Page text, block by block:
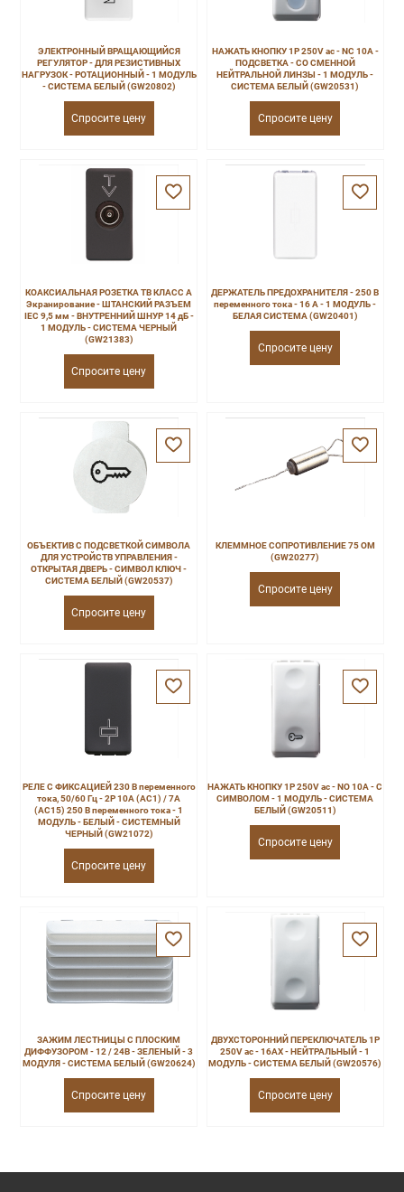
ЭЛЕКТРОННЫЙ ВРАЩАЮЩИЙСЯ
РЕГУЛЯТОР - ДЛЯ РЕЗИСТИВНЫХ
НАГРУЗОК - РОТАЦИОННЫЙ - 1 МОДУЛЬ
- СИСТЕМА БЕЛЫЙ (GW20802)
Спросите цену
НАЖАТЬ КНОПКУ 1P 250V ac - NC 10A -
ПОДСВЕТКА - СО СМЕННОЙ
НЕЙТРАЛЬНОЙ ЛИНЗЫ - 1 МОДУЛЬ -
СИСТЕМА БЕЛЫЙ (GW20531)
Спросите цену
КОАКСИАЛЬНАЯ РОЗЕТКА ТВ КЛАСС A
Экранирование - ШТАНСКИЙ РАЗЪЕМ
IEC 9,5 мм - ВНУТРЕННИЙ ШНУР 14 дБ -
1 МОДУЛЬ - СИСТЕМА ЧЕРНЫЙ
(GW21383)
Спросите цену
ДЕРЖАТЕЛЬ ПРЕДОХРАНИТЕЛЯ - 250 В
переменного тока - 16 А - 1 МОДУЛЬ -
БЕЛАЯ СИСТЕМА (GW20401)
Спросите цену
ОБЪЕКТИВ С ПОДСВЕТКОЙ СИМВОЛА
ДЛЯ УСТРОЙСТВ УПРАВЛЕНИЯ -
ОТКРЫТАЯ ДВЕРЬ - СИМВОЛ КЛЮЧ -
СИСТЕМА БЕЛЫЙ (GW20537)
Спросите цену
КЛЕММНОЕ СОПРОТИВЛЕНИЕ 75 ОМ
(GW20277)
Спросите цену
РЕЛЕ С ФИКСАЦИЕЙ 230 В переменного
тока, 50/60 Гц - 2P 10A (AC1) / 7A
(AC15) 250 В переменного тока - 1
МОДУЛЬ - БЕЛЫЙ - СИСТЕМНЫЙ
ЧЕРНЫЙ (GW21072)
Спросите цену
НАЖАТЬ КНОПКУ 1P 250V ac - NO 10A - С
СИМВОЛОМ - 1 МОДУЛЬ - СИСТЕМА
БЕЛЫЙ (GW20511)
Спросите цену
ЗАЖИМ ЛЕСТНИЦЫ С ПЛОСКИМ
ДИФФУЗОРОМ - 12 / 24В - ЗЕЛЕНЫЙ - 3
МОДУЛЯ - СИСТЕМА БЕЛЫЙ (GW20624)
Спросите цену
ДВУХСТОРОННИЙ ПЕРЕКЛЮЧАТЕЛЬ 1P
250V ac - 16AX - НЕЙТРАЛЬНЫЙ - 1
МОДУЛЬ - СИСТЕМА БЕЛЫЙ (GW20576)
Спросите цену